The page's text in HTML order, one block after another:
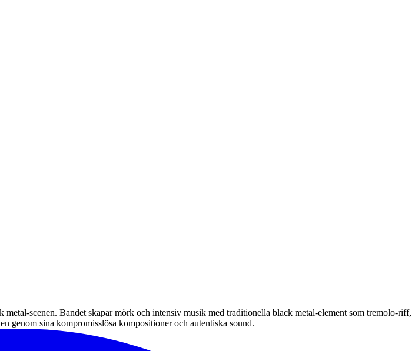
scenen. Bandet skapar mörk och intensiv musik med traditionella black metal-element som tremolo-riff,
genom sina kompromisslösa kompositioner och autentiska sound.